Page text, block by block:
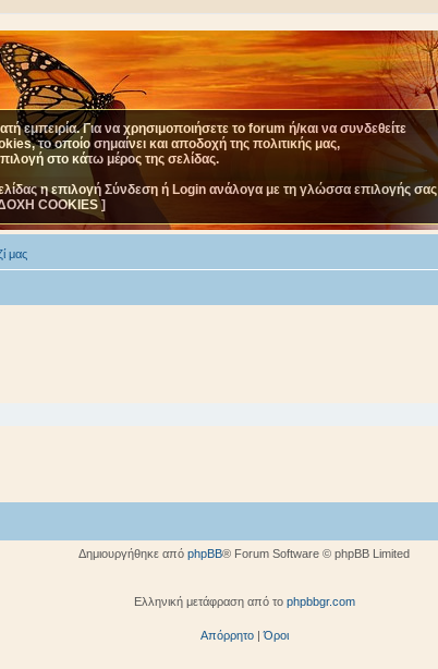
μας
εμπειρία. Για να χρησιμοποιήσετε το forum ή/και να συνδεθείτε
το οποίο σημαίνει και αποδοχή της πολιτικής μας,
στο κάτω μέρος της σελίδας.
η επιλογή Σύνδεση ή Login ανάλογα με τη γλώσσα επιλογής σας
COOKIES ]
Δημιουργήθηκε από phpBB® Forum Software © phpBB Limited
Ελληνική μετάφραση από το phpbbgr.com
Απόρρητο|Όροι